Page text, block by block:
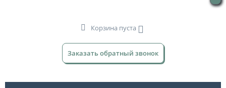
Корзина пуста
Заказать обратный звонок